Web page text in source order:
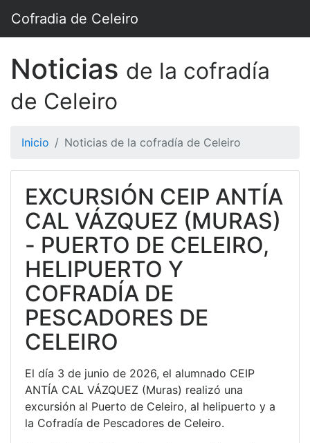
Cofradia de Celeiro
Noticias de la cofradía
de Celeiro
Inicio Noticias de la cofradía de Celeiro
EXCURSIÓN CEIP ANTÍA
CAL VÁZQUEZ (MURAS)
- PUERTO DE CELEIRO,
HELIPUERTO Y
COFRADÍA DE
PESCADORES DE
CELEIRO
El día 3 de junio de 2026, el alumnado CEIP
ANTÍA CAL VÁZQUEZ (Muras) realizó una
excursión al Puerto de Celeiro, al helipuerto y a
la Cofradía de Pescadores de Celeiro.